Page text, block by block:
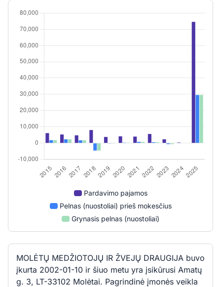
Pardavimo pajamos
Pelnas (nuostoliai) prieš mokesčius
Grynasis pelnas (nuostoliai)
MOLĖTŲ MEDŽIOTOJŲ IR ŽVEJŲ DRAUGIJA buvo
įkurta 2002-01-10 ir šiuo metu yra įsikūrusi Amatų
g. 3, LT-33102 Molėtai. Pagrindinė įmonės veikla